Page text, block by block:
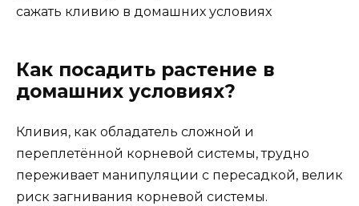
сажать кливию в домашних условиях
Как посадить растение в
домашних условиях?
Кливия, как обладатель сложной и
переплетённой корневой системы, трудно
переживает манипуляции с пересадкой, велик
риск загнивания корневой системы.